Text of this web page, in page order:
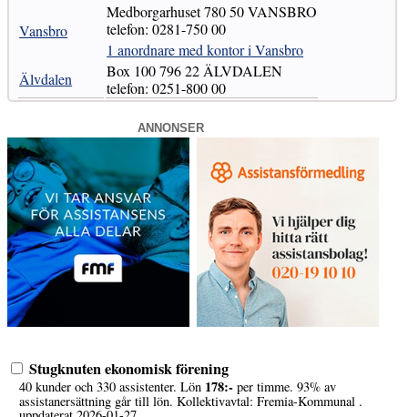
Vansbro
Medborgarhuset 780 50 VANSBRO
telefon: 0281-750 00
1 anordnare med kontor i Vansbro
Älvdalen
Box 100 796 22 ÄLVDALEN
telefon: 0251-800 00
ANNONSER
Stugknuten ekonomisk förening
40 kunder och 330 assistenter. Lön 178:- per timme. 93% av
assistanersättning går till lön. Kollektivavtal: Fremia-Kommunal .